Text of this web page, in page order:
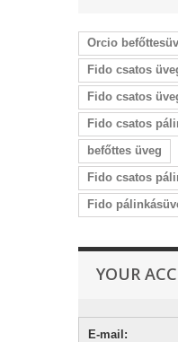
Orcio
Fido csatos
Fido csatos
Fido csatos
befőttes üveg
Fido csatos
Fido
YOUR
E-mail: